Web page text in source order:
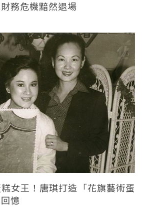
務危機黯然退場
女王！唐琪打造「花旗藝術蛋
憶